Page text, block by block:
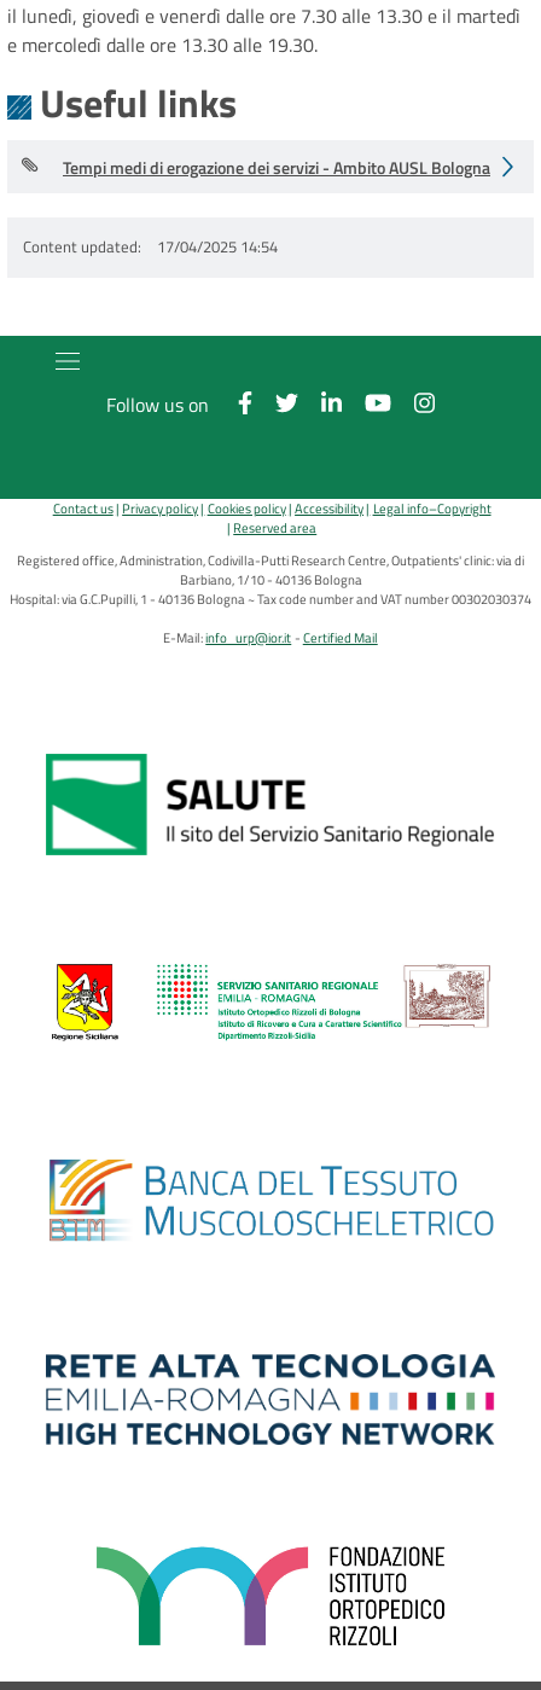
il lunedì, giovedì e venerdì dalle ore 7.30 alle 13.30 e il martedì
e mercoledì dalle ore 13.30 alle 19.30.
Useful links
Tempi medi di erogazione dei servizi - Ambito AUSL Bologna
Content updated 17/04/2025 14:54
Follow us on
Contact us Privacy policy Cookies policy Accessibility Legal info–Copyright
Reserved area
Registered office, Administration, Codivilla-Putti Research Centre, Outpatients' clinic: via di
Barbiano, 1/10 - 40136 Bologna
Hospital: via G.C.Pupilli, 1 - 40136 Bologna ~ Tax code number and VAT number 00302030374
E-Mail:info_urp@ior.it Certified Mail